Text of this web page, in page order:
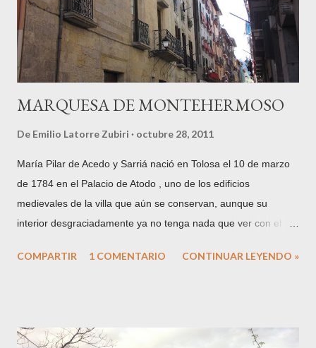
a una ciudad de servicios. ¿Mejor, peor? El tiempo lo dirá,
pero sí que hay que reconocer que es un caso único y aislado
en nuestro entorno guip...
MARQUESA DE MONTEHERMOSO
De Emilio Latorre Zubiri octubre 28, 2011
María Pilar de Acedo y Sarriá nació en Tolosa el 10 de marzo
de 1784 en el Palacio de Atodo , uno de los edificios
medievales de la villa que aún se conservan, aunque su
interior desgraciadamente ya no tenga nada que ver con el
Acedo y Atodo, Conde de Echauz y María Luisa de Sarriá y
Acedo proviene de la población navarra del mismo nombre,
COMPARTIR 1 COMENTARIO CONTINUAR LEYENDO »